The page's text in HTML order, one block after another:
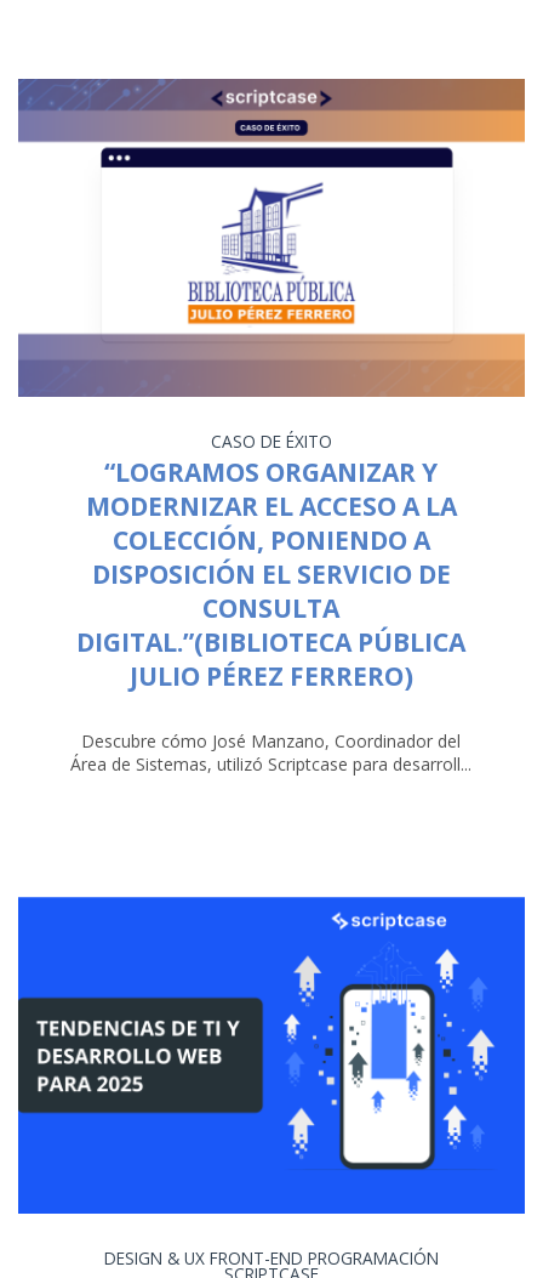
CASO DE ÉXITO
“LOGRAMOS ORGANIZAR Y
MODERNIZAR EL ACCESO A LA
COLECCIÓN, PONIENDO A
DISPOSICIÓN EL SERVICIO DE
CONSULTA
DIGITAL.”(BIBLIOTECA PÚBLICA
JULIO PÉREZ FERRERO)
Descubre cómo José Manzano, Coordinador del
Área de Sistemas, utilizó Scriptcase para desarroll...
DESIGN & UX FRONT-END PROGRAMACIÓN